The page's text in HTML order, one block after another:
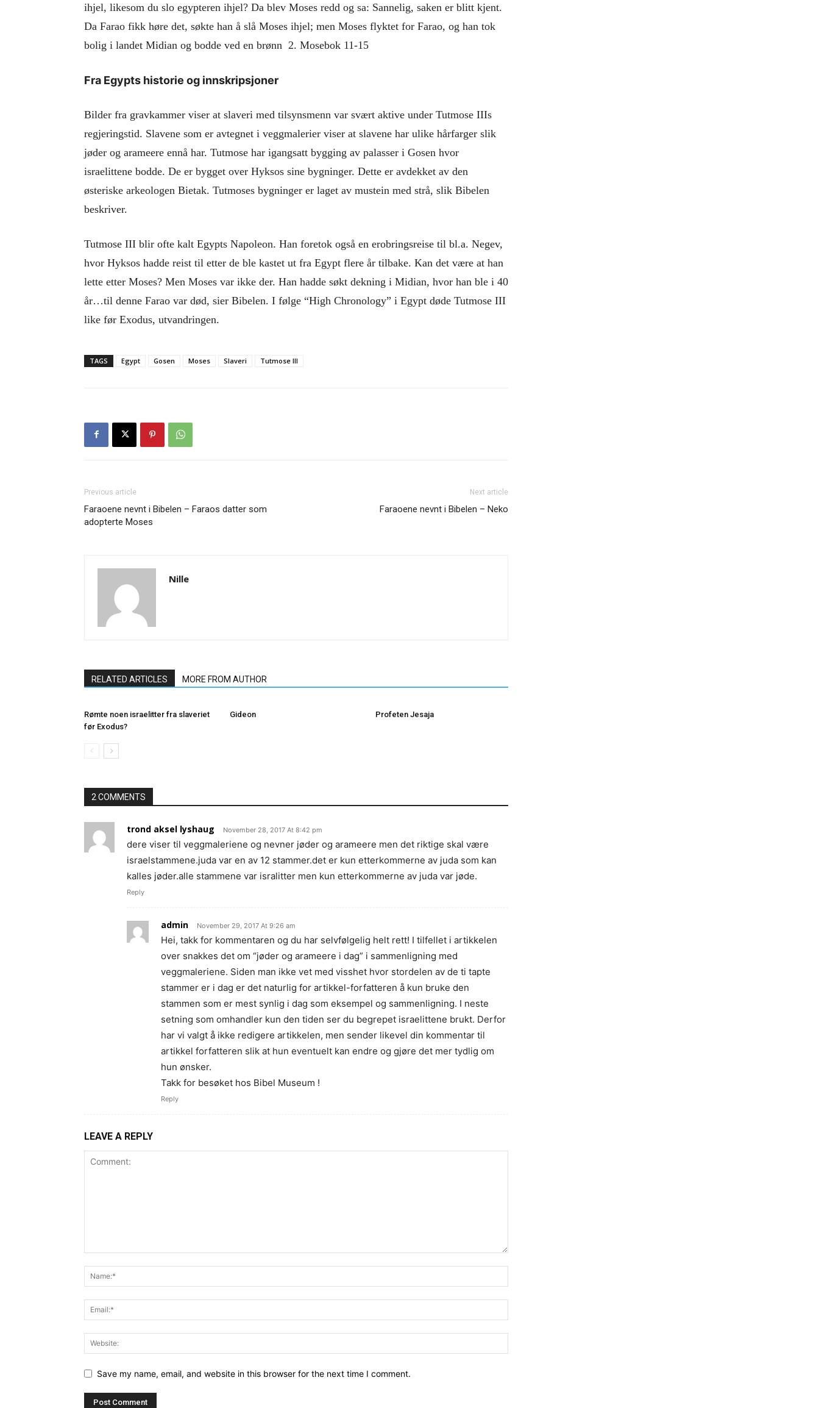
ihjel, likesom du slo egypteren ihjel? Da blev Moses redd og sa: Sannelig, saken er blitt kjent.
Da Farao fikk høre det, søkte han å slå Moses ihjel; men Moses flyktet for Farao, og han tok
bolig i landet Midian og bodde ved en brønn 2. Mosebok 11-15
Fra Egypts historie og innskripsjoner
Bilder fra gravkammer viser at slaveri med tilsynsmenn var svært aktive under Tutmose IIIs
regjeringstid. Slavene som er avtegnet i veggmalerier viser at slavene har ulike hårfarger slik
jøder og arameere ennå har. Tutmose har igangsatt bygging av palasser i Gosen hvor
israelittene bodde. De er bygget over Hyksos sine bygninger. Dette er avdekket av den
østeriske arkeologen Bietak. Tutmoses bygninger er laget av mustein med strå, slik Bibelen
beskriver.
Tutmose III blir ofte kalt Egypts Napoleon. Han foretok også en erobringsreise til bl.a. Negev,
hvor Hyksos hadde reist til etter de ble kastet ut fra Egypt flere år tilbake. Kan det være at han
lette etter Moses? Men Moses var ikke der. Han hadde søkt dekning i Midian, hvor han ble i 40
år…til denne Farao var død, sier Bibelen. I følge “High Chronology” i Egypt døde Tutmose III
like før Exodus, utvandringen.
TAGS Egypt Gosen Moses Slaveri Tutmose III
Previous article
Faraoene nevnt i Bibelen – Faraos datter som
adopterte Moses
Next article
Faraoene nevnt i Bibelen – Neko
Nille
RELATED ARTICLES MORE FROM AUTHOR
Rømte noen israelitter fra slaveriet
før Exodus?
Gideon Profeten Jesaja
2 COMMENTS
trond aksel lyshaug November 28, 2017 At 8:42 pm
dere viser til veggmaleriene og nevner jøder og arameere men det riktige skal være
israelstammene.juda var en av 12 stammer.det er kun etterkommerne av juda som kan
kalles jøder.alle stammene var isralitter men kun etterkommerne av juda var jøde.
Reply
admin November 29, 2017 At 9:26 am
Hei, takk for kommentaren og du har selvfølgelig helt rett! I tilfellet i artikkelen
over snakkes det om “jøder og arameere i dag” i sammenligning med
veggmaleriene. Siden man ikke vet med visshet hvor stordelen av de ti tapte
stammer er i dag er det naturlig for artikkel-forfatteren å kun bruke den
stammen som er mest synlig i dag som eksempel og sammenligning. I neste
setning som omhandler kun den tiden ser du begrepet israelittene brukt. Derfor
har vi valgt å ikke redigere artikkelen, men sender likevel din kommentar til
artikkel forfatteren slik at hun eventuelt kan endre og gjøre det mer tydlig om
hun ønsker.
Takk for besøket hos Bibel Museum !
Reply
LEAVE A REPLY
Save my name, email, and website in this browser for the next time I comment.